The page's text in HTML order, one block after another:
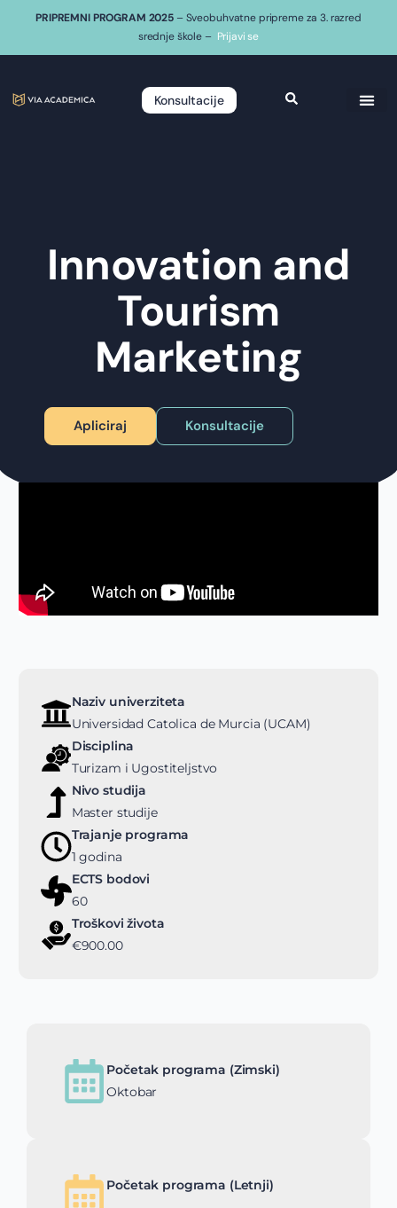
PRIPREMNI PROGRAM 2025 – Sveobuhvatne pripreme za 3. razred
srednje škole – Prijavi se
Konsultacije
Innovation and
Tourism
Marketing
Apliciraj Konsultacije
Naziv univerziteta
Universidad Catolica de Murcia (UCAM)
Disciplina
Turizam i Ugostiteljstvo
Nivo studija
Master studije
Trajanje programa
1 godina
ECTS bodovi
60
Troškovi života
€900.00
Početak programa (Zimski)
Oktobar
Početak programa (Letnji)